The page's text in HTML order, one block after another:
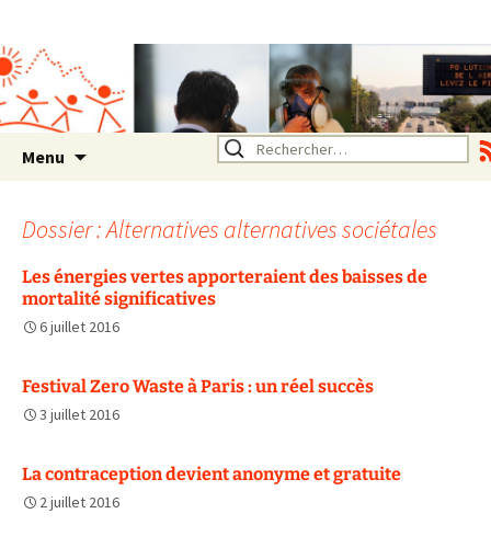
Rhône Alpes
Un environnement sain pour
la santé de tous
Menu Rechercher :
Dossier : Alternatives alternatives sociétales
Les énergies vertes apporteraient des baisses de
mortalité significatives
6 juillet 2016
Festival Zero Waste à Paris : un réel succès
3 juillet 2016
La contraception devient anonyme et gratuite
2 juillet 2016